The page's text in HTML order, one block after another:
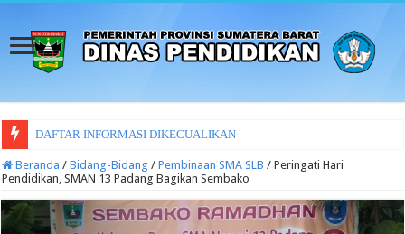
DAFTAR INFORMASI DIKECUALIKAN
Beranda / Bidang-Bidang / Pembinaan SMA SLB / Peringati Hari
Pendidikan, SMAN 13 Padang Bagikan Sembako